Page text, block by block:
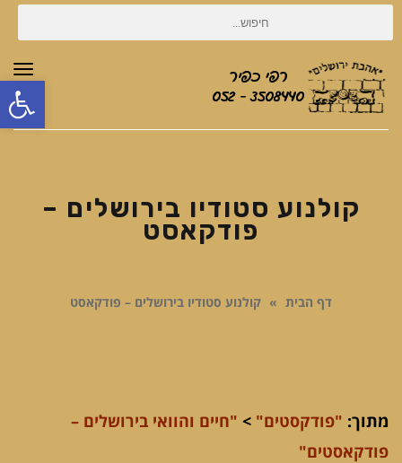
קולנוע סטודיו בירושלים –
פודקאסט
דף הבית » קולנוע סטודיו בירושלים – פודקאסט
מתוך: "פודקסטים" > "חיים והוואי בירושלים –
פודקאסטים"